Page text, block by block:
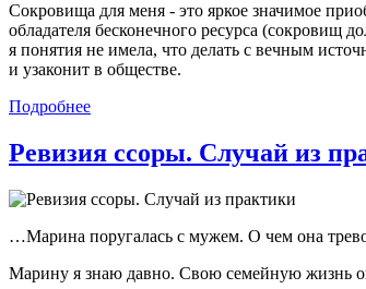
Сокровища для меня - это яркое значимое
обладателя бесконечного ресурса (сокровищ
я понятия не имела, что делать с вечным
и узаконит в обществе.
Подробнее
Ревизия ссоры. Случай из
…Марина поругалась с мужем. О чем она
Марину я знаю давно. Свою семейную жизнь